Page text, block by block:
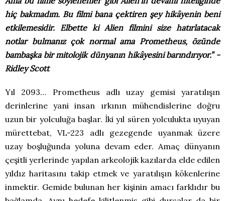
hiç bakmadım. Bu filmi bana çektiren şey hikâyenin beni
etkilemesidir. Elbette ki Alien filmini size hatırlatacak
notlar bulmanız çok normal ama Prometheus, özünde
bambaşka bir mitolojik dünyanın hikâyesini barındırıyor.” -
Ridley Scott
Yıl 2093… Prometheus adlı uzay gemisi yaratılışın
derinlerine yani insan ırkının mühendislerine doğru
uzun bir yolculuğa başlar. İki yıl süren yolculukta uyuyan
mürettebat, VL-223 adlı gezegende uyanmak üzere
uzay boşluğunda yoluna devam eder. Amaç dünyanın
çeşitli yerlerinde yapılan arkeolojik kazılarda elde edilen
yıldız haritasını takip etmek ve yaratılışın kökenlerine
inmektir. Gemide bulunan her kişinin amacı farklıdır bu